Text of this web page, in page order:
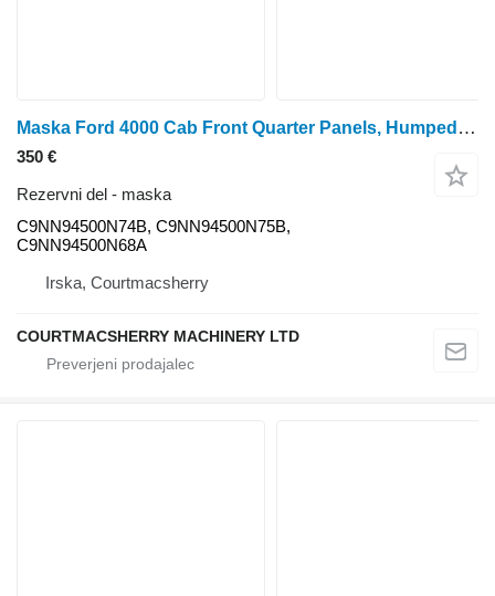
Maska Ford 4000 Cab Front Quarter Panels, Humped Window Kit C9nn94500n74b C9NN94500N74B za traktor na kolesih
350 €
Rezervni del - maska
C9NN94500N74B, C9NN94500N75B,
C9NN94500N68A
Irska, Courtmacsherry
COURTMACSHERRY MACHINERY LTD